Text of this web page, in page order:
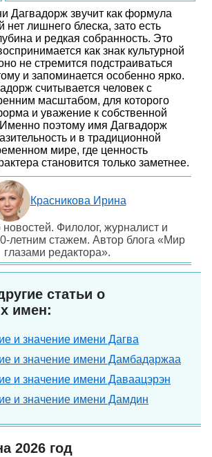
Дагвадорж звучит как формула
нет лишнего блеска, зато есть
и редкая собранность. Это
как знак культурной
не стремится подстраиваться
и запоминается особенно ярко.
считывается человек с
масштабом, для которого
и уважение к собственной
поэтому имя Дагвадорж
и в традиционной
мире, где ценность
становится только заметнее.
Красникова Ирина
новостей. Филолог, журналист и
летним стажем. Автор блога «Мир
глазами редактора».
статьи о
имен:
и значение имени Дагва
и значение имени Дамбадаржаа
и значение имени Даваацэрэн
и значение имени Дамдин
2026 год